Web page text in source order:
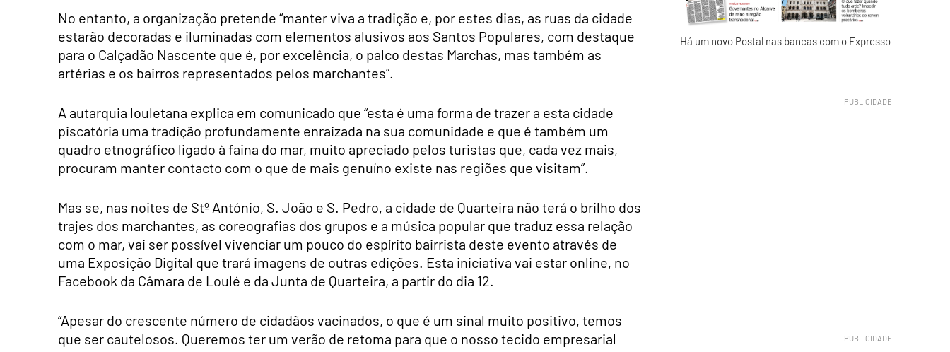
No entanto, a organização pretende “manter viva a tradição e, por estes dias, as ruas da cidade
estarão decoradas e iluminadas com elementos alusivos aos Santos Populares, com destaque
para o Calçadão Nascente que é, por excelência, o palco destas Marchas, mas também as
artérias e os bairros representados pelos marchantes”.
A autarquia louletana explica em comunicado que “esta é uma forma de trazer a esta cidade
piscatória uma tradição profundamente enraizada na sua comunidade e que é também um
quadro etnográfico ligado à faina do mar, muito apreciado pelos turistas que, cada vez mais,
procuram manter contacto com o que de mais genuíno existe nas regiões que visitam”.
Mas se, nas noites de Stº António, S. João e S. Pedro, a cidade de Quarteira não terá o brilho dos
trajes dos marchantes, as coreografias dos grupos e a música popular que traduz essa relação
com o mar, vai ser possível vivenciar um pouco do espírito bairrista deste evento através de
uma Exposição Digital que trará imagens de outras edições. Esta iniciativa vai estar online, no
Facebook da Câmara de Loulé e da Junta de Quarteira, a partir do dia 12.
“Apesar do crescente número de cidadãos vacinados, o que é um sinal muito positivo, temos
que ser cautelosos. Queremos ter um verão de retoma para que o nosso tecido empresarial
Há um novo Postal nas bancas com o Expresso